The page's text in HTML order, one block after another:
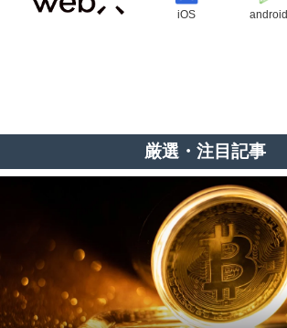
iOS android
厳選・注目記事